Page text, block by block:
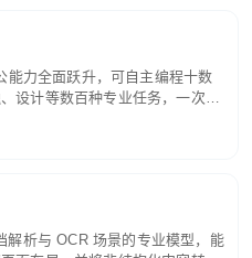
能力全面跃升，可自主编程十数
设计等数百种专业任务，一次对
理解贯穿规划、执行与验证全流
义解析。长程任务中自主规划与
解析与 OCR 场景的专业模型，能